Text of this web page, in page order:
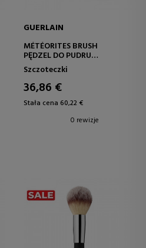
GUERLAIN
MÉTÉORITES BRUSH
PĘDZEL DO PUDRU
BRĄZUJĄCEGO
Szczoteczki
36,86 €
Stała cena 60,22 €
0 rewizje